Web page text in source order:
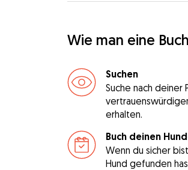
Wie man eine
Suchen
Suche nach deiner
erhalten.
Buch deinen
Wenn du sicher
Hund gefunden